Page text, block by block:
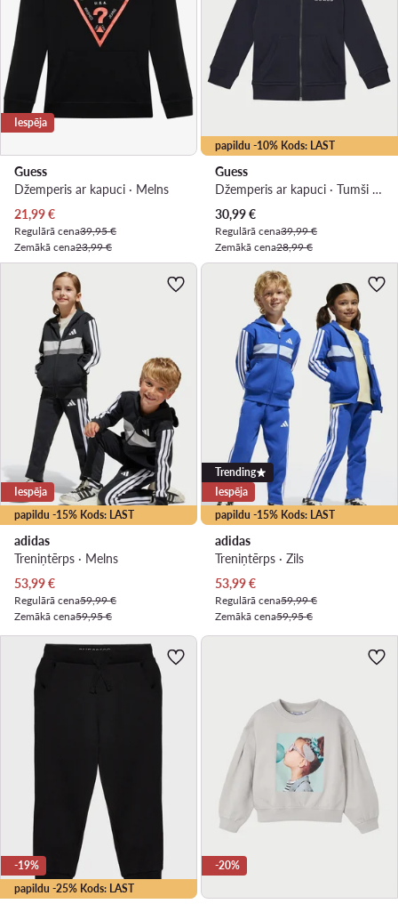
Iespēja
Guess
Džemperis ar kapuci · Melns
Pašreizējā cena
21,99€
Regulārā cena39,95 €
Zemākā cena23,99 €
papildu -10% Kods: LAST
Guess
Džemperis ar kapuci · Tumši zils
Pašreizējā cena
30,99€
Regulārā cena39,99 €
Zemākā cena28,99 €
papildu -15% Kods: LAST
Iespēja
adidas
Treniņtērps · Melns
Pašreizējā cena
53,99€
Regulārā cena59,99 €
Zemākā cena59,95 €
papildu -15% Kods: LAST
Trending
Iespēja
adidas
Treniņtērps · Zils
Pašreizējā cena
53,99€
Regulārā cena59,99 €
Zemākā cena59,95 €
papildu -25% Kods: LAST
-19% -20%